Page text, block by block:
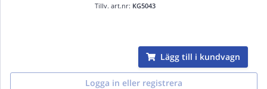
Tillv. art.nr: KG5043
Lägg till i kundvagn
Logga in eller registrera